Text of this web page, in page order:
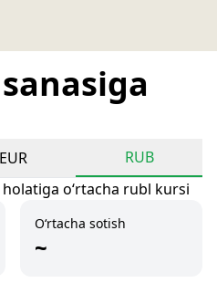
EUR
RUB
holatiga oʻrtacha rubl kursi
O‘rtacha sotish
~